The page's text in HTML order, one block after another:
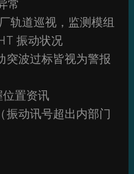
常
轨道巡视，监测模组
振动状况
突波过标皆视为警报
置资讯
振动讯号超出内部门